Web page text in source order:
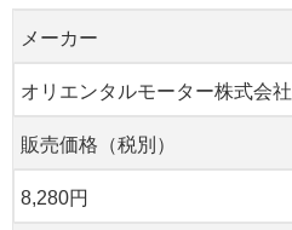
メーカー
オリエンタルモーター株式会社
販売価格（税別）
8,280円